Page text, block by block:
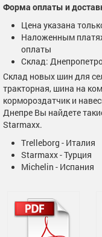
Форма оплаты и
Цена указана
Наложенным
оплаты
Склад:
Склад новых шин для
тракторная, шина на
кормороздатчик и
Днепре Вы найдете
Starmaxx.
Trelleborg - Италия
Starmaxx - Турция
Michelin - Испания